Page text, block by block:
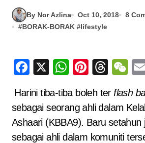
By Nor Azlina Oct 10, 2018
8
#BORAK-BORAK #lifestyle
Facebook
X WhatsApp
Pinterest
Harini tiba-tiba boleh ter flash
sebagai seorang ahli dalam
Ashaari (KBBA9). Baru setahun
sebagai ahli dalam komuniti